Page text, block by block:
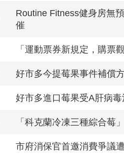
Routine Fitness健身房無
催
「運動票券新規定，購票
好市多今提莓果事件補償
好市多進口莓果受A肝病
「科克蘭冷凍三種綜合莓
市府消保官首邀消費爭議